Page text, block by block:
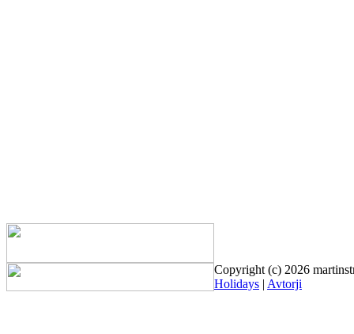
Copyright (c) 2026
Holidays | Avtorji